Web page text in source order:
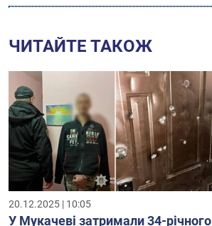
ЧИТАЙТЕ ТАКОЖ
20.12.2025 | 10:05
У Мукачеві затримали 34-річного